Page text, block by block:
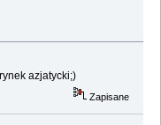
azjatycki;)
Zapisane